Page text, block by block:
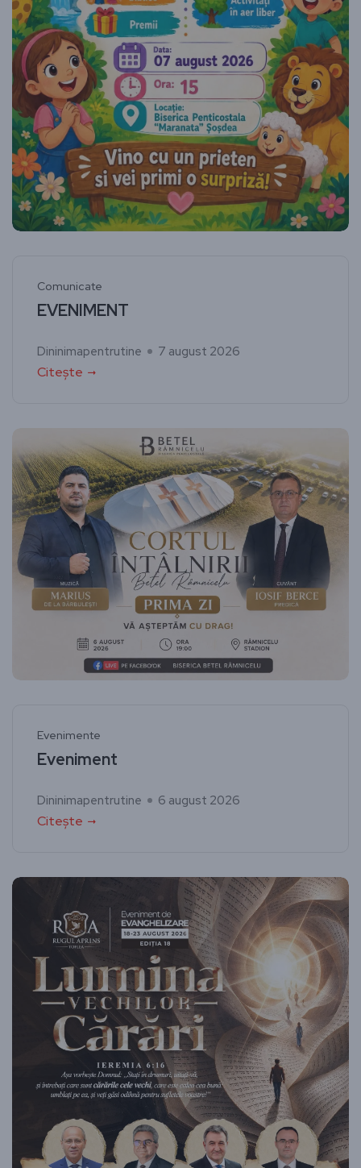
Comunicate
EVENIMENT
Dininimapentrutine 7 august 2026
Citește
Evenimente
Eveniment
Dininimapentrutine 6 august 2026
Citește